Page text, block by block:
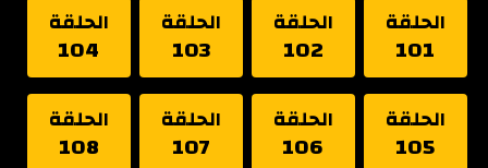
الحلقة
101
الحلقة
102
الحلقة
103
الحلقة
104
الحلقة
105
الحلقة
106
الحلقة
107
الحلقة
108